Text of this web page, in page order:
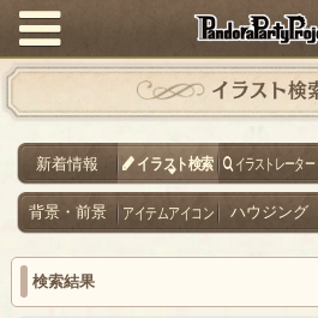
イラスト検
新着情報 イラスト検索 イラストレーター
背景・前景 アイテムアイコン ハウジング
検索結果